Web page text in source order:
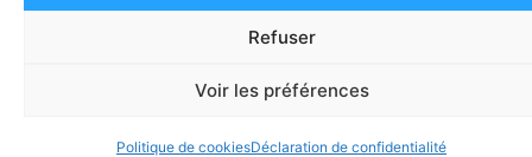
Refuser
Voir les préférences
Politique de cookiesDéclaration de confidentialité